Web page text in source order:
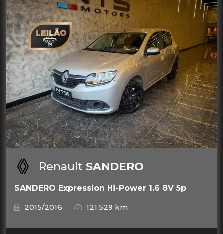
Renault SANDERO
SANDERO Expression Hi-Power 1.6 8V 5p
2015/2016
121.529 km